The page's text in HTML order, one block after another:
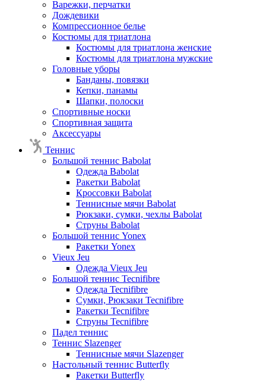
Варежки, перчатки
Дождевики
Компрессионное белье
Костюмы для триатлона
Костюмы для триатлона женские
Костюмы для триатлона мужские
Головные уборы
Банданы, повязки
Кепки, панамы
Шапки, полоски
Спортивные носки
Спортивная защита
Аксессуары
Теннис
Большой теннис Babolat
Одежда Babolat
Ракетки Babolat
Кроссовки Babolat
Теннисные мячи Babolat
Рюкзаки, сумки, чехлы Babolat
Струны Babolat
Большой теннис Yonex
Ракетки Yonex
Vieux Jeu
Одежда Vieux Jeu
Большой теннис Tecnifibre
Одежда Tecnifibre
Сумки, Рюкзаки Tecnifibre
Ракетки Tecnifibre
Струны Tecnifibre
Падел теннис
Теннис Slazenger
Теннисные мячи Slazenger
Настольный теннис Butterfly
Ракетки Butterfly